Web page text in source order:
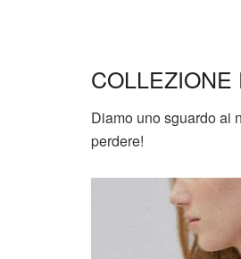
COLLEZIONE
Diamo uno sguardo ai
perdere!